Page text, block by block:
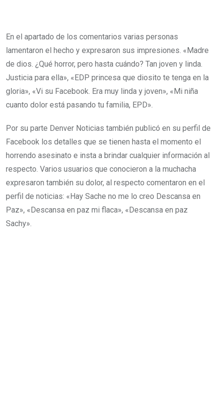
En el apartado de los comentarios varias personas
lamentaron el hecho y expresaron sus impresiones. «Madre
de dios. ¿Qué horror, pero hasta cuándo? Tan joven y linda.
Justicia para ella», «EDP princesa que diosito te tenga en la
gloria», «Vi su Facebook. Era muy linda y joven», «Mi niña
cuanto dolor está pasando tu familia, EPD».
Por su parte Denver Noticias también publicó en su perfil de
Facebook los detalles que se tienen hasta el momento el
horrendo asesinato e insta a brindar cualquier información al
respecto. Varios usuarios que conocieron a la muchacha
expresaron también su dolor, al respecto comentaron en el
perfil de noticias: «Hay Sache no me lo creo Descansa en
Paz», «Descansa en paz mi flaca», «Descansa en paz
Sachy».